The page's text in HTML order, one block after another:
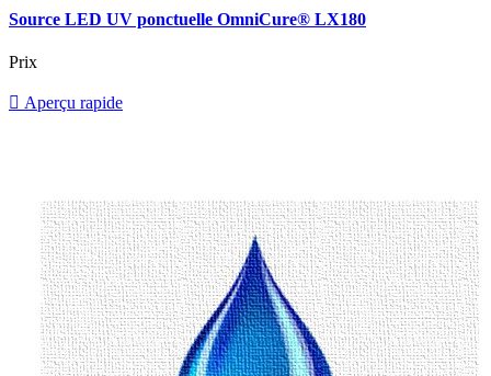
Source LED UV ponctuelle OmniCure® LX180
Prix
 Aperçu rapide